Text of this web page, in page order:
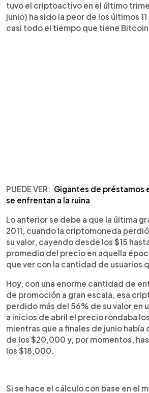
tuvo el criptoactivo en el último
junio) ha sido la peor de los últimos
casi todo el tiempo que tiene
PUEDE VER: Gigantes de préstamos
se enfrentan a la ruina
Lo anterior se debe a que la última
2011, cuando la criptomoneda
su valor, cayendo desde los $15
promedio del precio en aquella
que ver con la cantidad de usuarios
Hoy, con una enorme cantidad de
de promoción a gran escala, esa
perdido más del 56% de su valor en
a inicios de abril el precio rondaba
mientras que a finales de junio
de los $20,000 y, por momentos,
los $18,000.
Si se hace el cálculo con base en el